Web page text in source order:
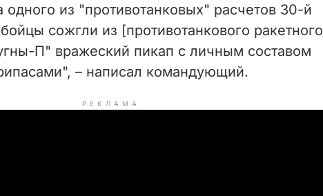
одного из "противотанковых" расчетов 30-й
сожгли из [противотанкового ракетного
П" вражеский пикап с личным составом
– написал командующий.
РЕКЛАМА